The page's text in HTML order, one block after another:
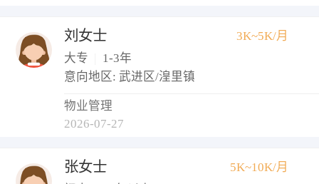
刘女士
3K~5K/月
大专
1-3年
意向地区: 武进区/湟里镇
物业管理
2026-07-27
张女士
5K~10K/月